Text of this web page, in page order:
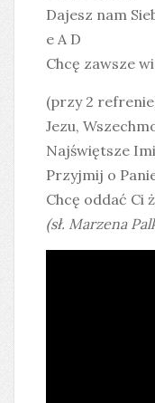
Dajesz nam
e A D
Chcę zawsze
(przy 2
Jezu,
Najświętsze
Przyjmij o
Chcę oddać Ci
(sł. Marzena